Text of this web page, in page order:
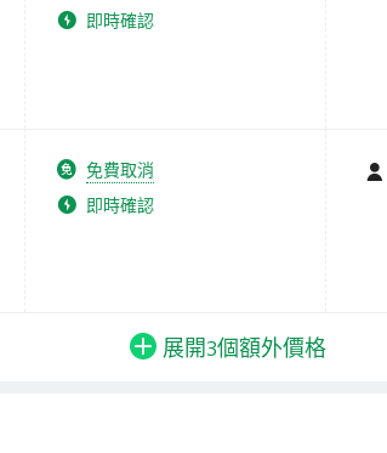
即時確認
免費取消
即時確認
展開3個額外價格